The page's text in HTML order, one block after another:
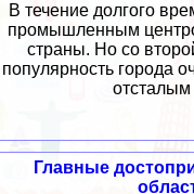
В течение долгого
промышленным
страны. Но со
популярность города
отсталым
Главные